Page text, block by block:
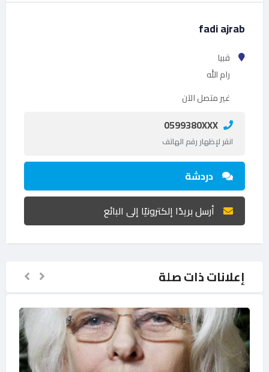
fadi ajrab
قبيا
رام الله
غير متصل الآن
0599380XXX
انقر لإظهار رقم الهاتف
دردشة
أرسل بريدًا إلكترونيًا إلى البائع
إعلانات ذات صلة